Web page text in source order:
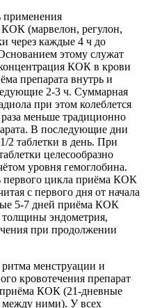
применения
(марвелон, регулон,
через каждые 4 ч до
этому служат
КОК в крови
препарата внутрь и
2-3 ч. Суммарная
при этом колеблется
меньше традиционно
В последующие дни
таблетки в день. При
целесообразно
уровня гемоглобина.
первого цикла приёма КОК
с первого дня от начала
5-7 дней приёма КОК
эндометрия,
при продолжении
менструации и
кровотечения препарат
приёма КОК (21-дневные
ними). У всех